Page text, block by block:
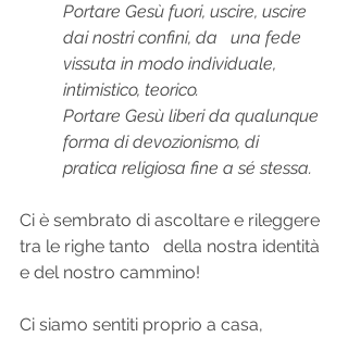
Portare Gesù fuori, uscire, uscire
dai nostri confini, da   una fede
vissuta in modo individuale,
intimistico, teorico.
Portare Gesù liberi da qualunque
forma di devozionismo, di
pratica religiosa fine a sé stessa.
Ci è sembrato di ascoltare e rileggere
tra le righe tanto   della nostra identità
e del nostro cammino!
Ci siamo sentiti proprio a casa,